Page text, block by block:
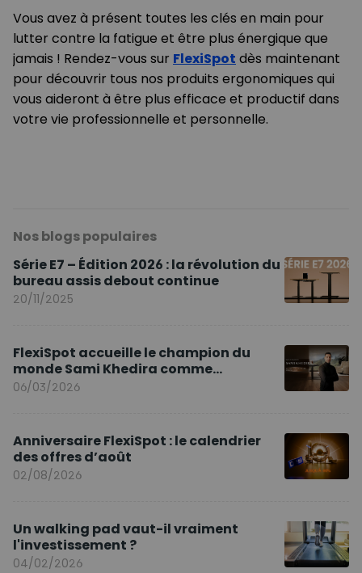
Vous avez à présent toutes les clés en main pour
lutter contre la fatigue et être plus énergique que
jamais ! Rendez-vous sur FlexiSpot dès maintenant
pour découvrir tous nos produits ergonomiques qui
vous aideront à être plus efficace et productif dans
votre vie professionnelle et personnelle.
Nos blogs populaires
Série E7 – Édition 2026 : la révolution du
bureau assis debout continue
20/11/2025
FlexiSpot accueille le champion du
monde Sami Khedira comme
ambassadeur de la marque en Europe
06/03/2026
Anniversaire FlexiSpot : le calendrier
des offres d’août
02/08/2026
Un walking pad vaut-il vraiment
l'investissement ?
04/02/2026